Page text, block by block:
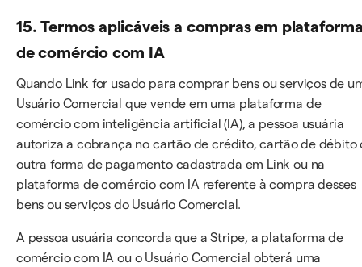
15. Termos aplicáveis a compras em
de comércio com IA
Quando Link for usado para comprar bens ou serviços de
Usuário Comercial que vende em uma plataforma de
comércio com inteligência artificial (IA), a pessoa usuária
autoriza a cobrança no cartão de crédito, cartão de débito
outra forma de pagamento cadastrada em Link ou na
plataforma de comércio com IA referente à compra desses
bens ou serviços do Usuário Comercial.
A pessoa usuária concorda que a Stripe, a plataforma de
comércio com IA ou o Usuário Comercial obterá uma